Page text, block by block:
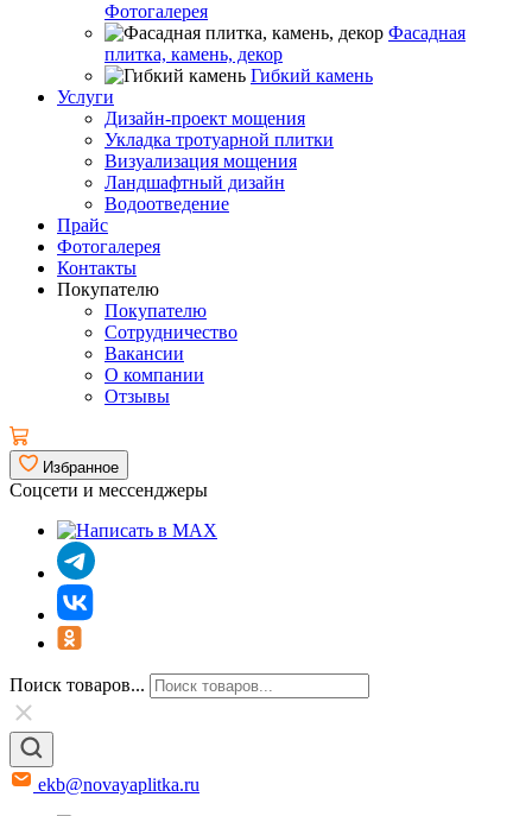
Фотогалерея
Фасадная
плитка, камень, декор
Гибкий камень
Услуги
Дизайн-проект мощения
Укладка тротуарной плитки
Визуализация мощения
Ландшафтный дизайн
Водоотведение
Прайс
Фотогалерея
Контакты
Покупателю
Покупателю
Сотрудничество
Вакансии
О компании
Отзывы
Избранное
Соцсети и мессенджеры
Поиск товаров...
ekb@novayaplitka.ru